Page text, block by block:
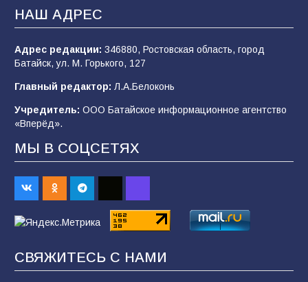
В Батайске продолжаются дорожные работы
107 04.08.2026
строительные профессии в ходе
спортивного праздника
90
Командовал боем до последнего: герой
Евгений Остапенко
05.08.2026
Батайчане вышли в финал Всероссийского
конкурса «Большая перемена»
НАШ АДРЕС
Адрес редакции: 346880, Ростовская область, город
Батайск, ул. М. Горького, 127
Главный редактор: Л.А.Белоконь
Учредитель: ООО Батайское информационное агентство
«Вперёд».
МЫ В СОЦСЕТЯХ
СВЯЖИТЕСЬ С НАМИ